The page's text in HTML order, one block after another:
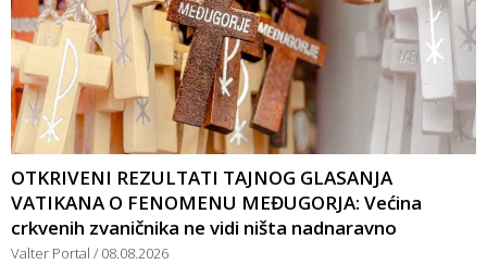
OTKRIVENI REZULTATI TAJNOG GLASANJA
VATIKANA O FENOMENU MEĐUGORJA: Većina
crkvenih zvaničnika ne vidi ništa nadnaravno
Valter Portal 08.08.2026